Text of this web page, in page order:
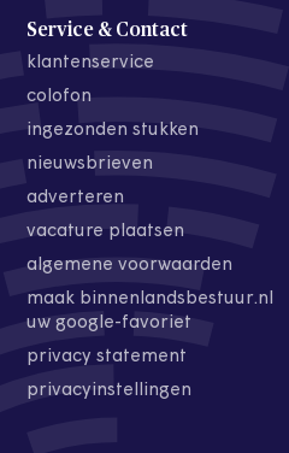
Service & Contact
klantenservice
colofon
ingezonden stukken
nieuwsbrieven
adverteren
vacature plaatsen
algemene voorwaarden
maak binnenlandsbestuur.nl
uw google-favoriet
privacy statement
privacyinstellingen